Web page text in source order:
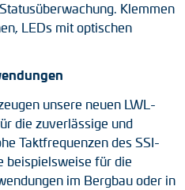
Klemmen
LEDs mit optischen
unsere neuen LWL-
die zuverlässige und
Taktfrequenzen des SSI-
beispielsweise für die
im Bergbau oder in